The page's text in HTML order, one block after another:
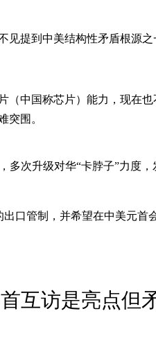
见提到中美结构性矛盾根源
（中国称芯片）能力，现在
突围。
多次升级对华“卡脖子”力度
口管制，并希望在中美元首
互访是亮点但